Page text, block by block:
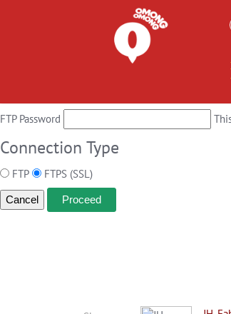
Connection Information
To perform the requested action, WordPress
FTP Password
Connection Type
FTP FTPS (SSL)
Cancel